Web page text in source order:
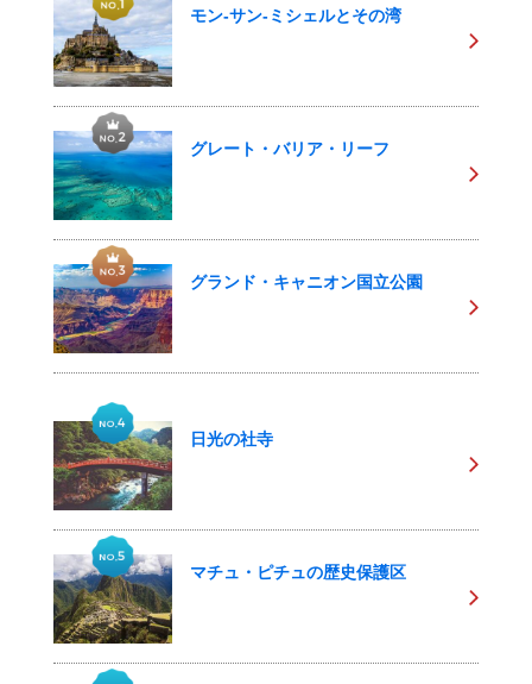
モン-サン-ミシェルとその湾
グレート・バリア・リーフ
グランド・キャニオン国立公園
日光の社寺
マチュ・ピチュの歴史保護区